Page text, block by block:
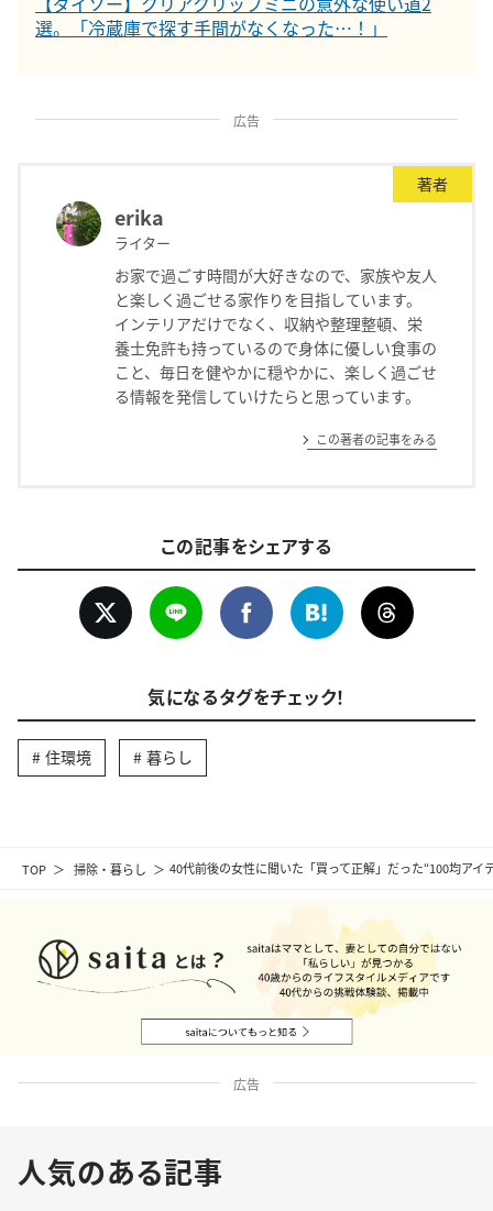
TOP 掃除・暮らし 40代前後の女性に聞いた「買って正解」だった“100均アイ
選。「冷蔵庫で探す手間がなくなった…！」
広告
著者
erika
ライター
お家で過ごす時間が大好きなので、家族や友人
と楽しく過ごせる家作りを目指しています。
インテリアだけでなく、収納や整理整頓、栄
養士免許も持っているので身体に優しい食事の
こと、毎日を健やかに穏やかに、楽しく過ごせ
る情報を発信していけたらと思っています。
この著者の記事をみる
この記事をシェアする
気になるタグをチェック！
住環境 暮らし
広告
人気のある記事